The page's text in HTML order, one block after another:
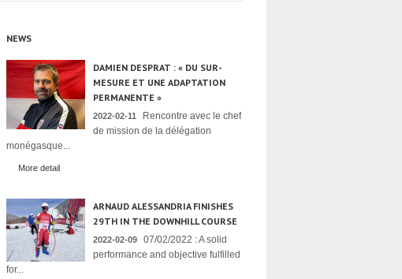
NEWS
DAMIEN DESPRAT : « DU SUR-
MESURE ET UNE ADAPTATION
PERMANENTE »
2022-02-11
Rencontre avec le chef
de mission de la délégation
monégasque...
More detail
ARNAUD ALESSANDRIA FINISHES
29TH IN THE DOWNHILL COURSE
2022-02-09
07/02/2022 : A solid
performance and objective fulfilled
for...